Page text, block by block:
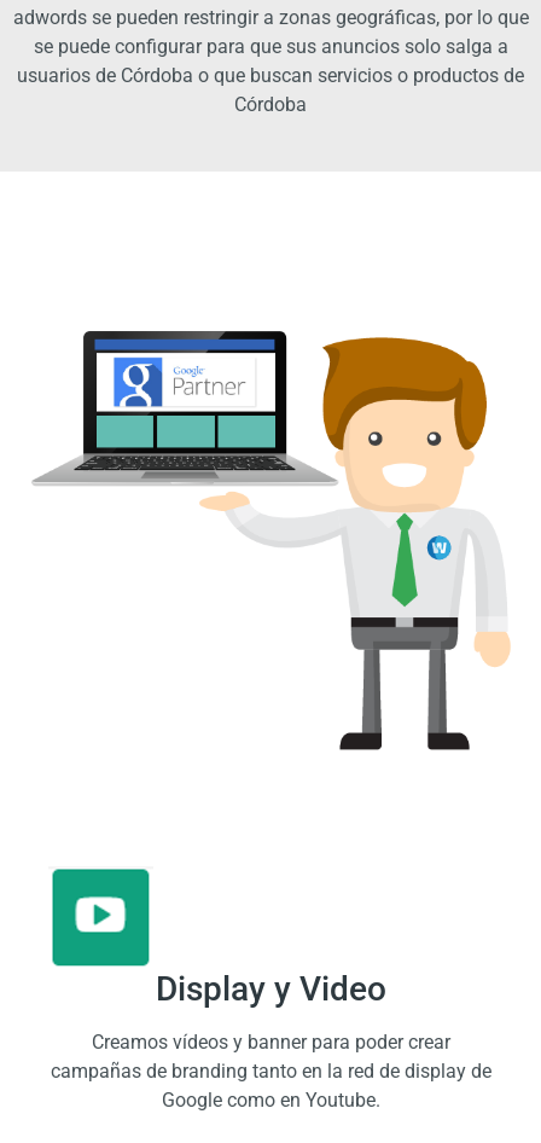
adwords se pueden restringir a zonas geográficas, por lo que
se puede configurar para que sus anuncios solo salga a
usuarios de Córdoba o que buscan servicios o productos de
Córdoba
Display y Video
Creamos vídeos y banner para poder crear
campañas de branding tanto en la red de display de
Google como en Youtube.